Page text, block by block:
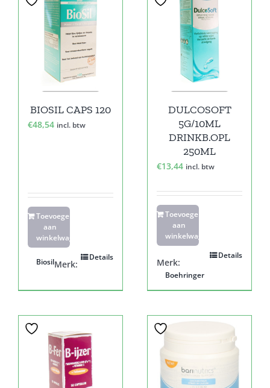
BIOSIL CAPS 120
€48,54 incl. btw
Toevoegen
aan
winkelwagen
Details
Merk:
Biosil
DULCOSOFT
5G/10ML
DRINKB.OPL
250ML
€13,44 incl. btw
Toevoegen
aan
winkelwagen
Details
Merk:
Boehringer